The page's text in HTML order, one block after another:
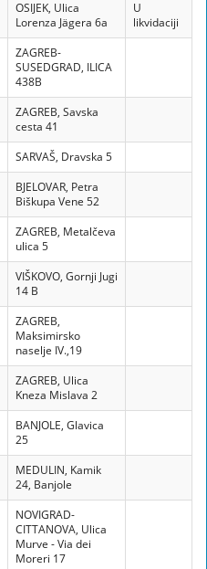
OSIJEK, Ulica
Lorenza Jägera 6a
U
likvidaciji
ZAGREB-
SUSEDGRAD, ILICA
438B
ZAGREB, Savska
cesta 41
SARVAŠ, Dravska 5
BJELOVAR, Petra
Biškupa Vene 52
ZAGREB, Metalčeva
ulica 5
VIŠKOVO, Gornji Jugi
14 B
ZAGREB,
Maksimirsko
naselje IV.,19
ZAGREB, Ulica
Kneza Mislava 2
BANJOLE, Glavica
25
MEDULIN, Kamik
24, Banjole
NOVIGRAD-
CITTANOVA, Ulica
Murve - Via dei
Moreri 17